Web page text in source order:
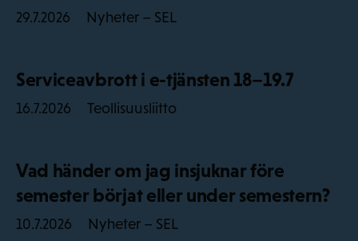
29.7.2026 Nyheter – SEL
Serviceavbrott i e-tjänsten 18–19.7
16.7.2026 Teollisuusliitto
Vad händer om jag insjuknar före
semester börjat eller under semestern?
10.7.2026 Nyheter – SEL